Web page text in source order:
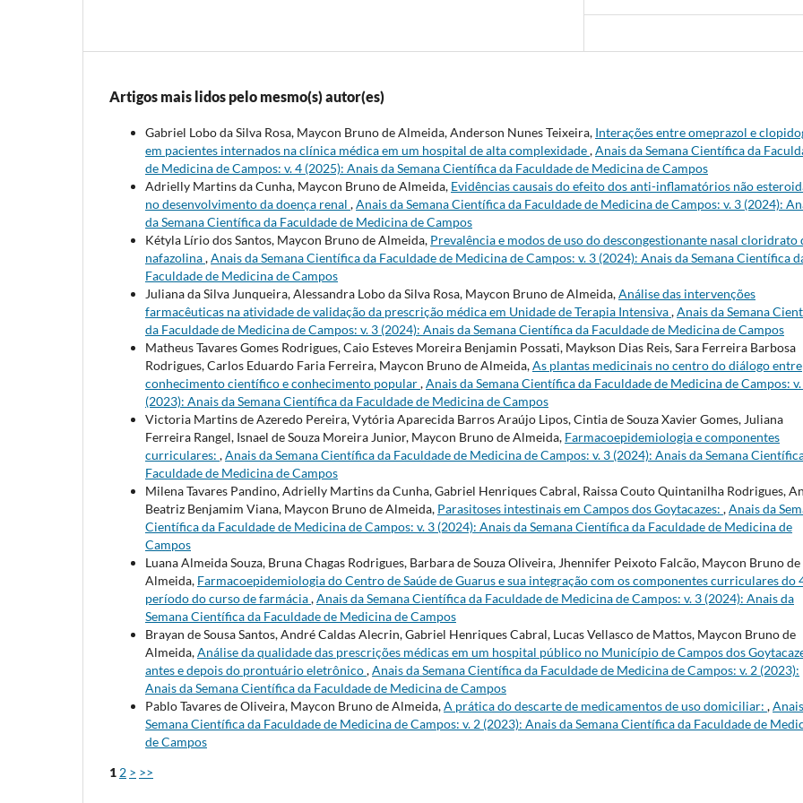
Artigos mais lidos pelo mesmo(s) autor(es)
Gabriel Lobo da Silva Rosa, Maycon Bruno de Almeida, Anderson Nunes Teixeira, Interações entre omeprazol e
em pacientes internados na clínica médica em um hospital de alta complexidade,Anais da Semana Científica da
de Medicina de Campos: v. 4 (2025): Anais da Semana Científica da Faculdade de Medicina de Campos
Adrielly Martins da Cunha, Maycon Bruno de Almeida, Evidências causais do efeito dos anti-inflamatórios não
no desenvolvimento da doença renal ,Anais da Semana Científica da Faculdade de Medicina de Campos: v. 3 (2024):
da Semana Científica da Faculdade de Medicina de Campos
Kétyla Lírio dos Santos, Maycon Bruno de Almeida, Prevalência e modos de uso do descongestionante nasal cloridrato
nafazolina,Anais da Semana Científica da Faculdade de Medicina de Campos: v. 3 (2024): Anais da Semana Científica
Faculdade de Medicina de Campos
Juliana da Silva Junqueira, Alessandra Lobo da Silva Rosa, Maycon Bruno de Almeida,Análise das intervenções
farmacêuticas na atividade de validação da prescrição médica em Unidade de Terapia Intensiva,Anais da Semana
da Faculdade de Medicina de Campos: v. 3 (2024): Anais da Semana Científica da Faculdade de Medicina de Campos
Matheus Tavares Gomes Rodrigues, Caio Esteves Moreira Benjamin Possati, Maykson Dias Reis, Sara Ferreira Barbosa
Rodrigues, Carlos Eduardo Faria Ferreira, Maycon Bruno de Almeida,As plantas medicinais no centro do diálogo entre
conhecimento científico e conhecimento popular,Anais da Semana Científica da Faculdade de Medicina de Campos:
(2023): Anais da Semana Científica da Faculdade de Medicina de Campos
Victoria Martins de Azeredo Pereira, Vytória Aparecida Barros Araújo Lipos, Cintia de Souza Xavier Gomes, Juliana
Ferreira Rangel, Isnael de Souza Moreira Junior, Maycon Bruno de Almeida, Farmacoepidemiologia e componentes
curriculares: ,Anais da Semana Científica da Faculdade de Medicina de Campos: v. 3 (2024): Anais da Semana
Faculdade de Medicina de Campos
Milena Tavares Pandino, Adrielly Martins da Cunha, Gabriel Henriques Cabral, Raissa Couto Quintanilha Rodrigues,
Beatriz Benjamim Viana, Maycon Bruno de Almeida, Parasitoses intestinais em Campos dos Goytacazes: ,Anais da
Científica da Faculdade de Medicina de Campos: v. 3 (2024): Anais da Semana Científica da Faculdade de Medicina de
Campos
Luana Almeida Souza, Bruna Chagas Rodrigues, Barbara de Souza Oliveira, Jhennifer Peixoto Falcão, Maycon Bruno de
Almeida, Farmacoepidemiologia do Centro de Saúde de Guarus e sua integração com os componentes curriculares do
período do curso de farmácia,Anais da Semana Científica da Faculdade de Medicina de Campos: v. 3 (2024): Anais da
Semana Científica da Faculdade de Medicina de Campos
Brayan de Sousa Santos, André Caldas Alecrin, Gabriel Henriques Cabral, Lucas Vellasco de Mattos, Maycon Bruno de
Almeida,Análise da qualidade das prescrições médicas em um hospital público no Município de Campos dos
antes e depois do prontuário eletrônico,Anais da Semana Científica da Faculdade de Medicina de Campos: v. 2 (2023):
Anais da Semana Científica da Faculdade de Medicina de Campos
Pablo Tavares de Oliveira, Maycon Bruno de Almeida,A prática do descarte de medicamentos de uso domiciliar: ,
Semana Científica da Faculdade de Medicina de Campos: v. 2 (2023): Anais da Semana Científica da Faculdade de
de Campos
12 > >>